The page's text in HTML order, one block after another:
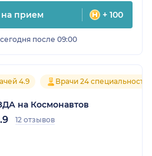
на прием + 100
после 09:00
4.9 Врачи 24
на Космонавтов
12 отзывов